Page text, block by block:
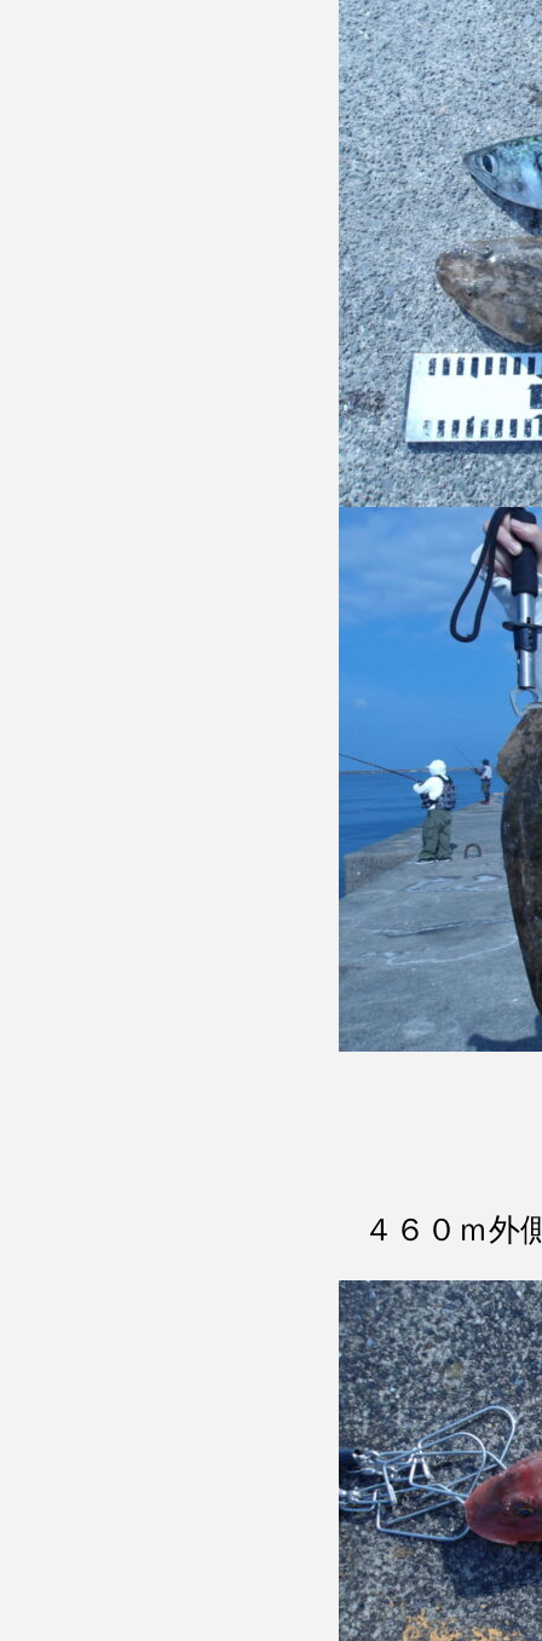
４６０ｍ